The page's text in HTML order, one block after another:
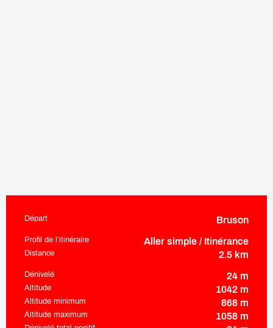
Informations pratiques
Départ Bruson
Profil de l’itinéraire Aller simple / Itinérance
Distance 2.5 km
Dénivelé 24 m
Altitude 1042 m
Altitude minimum 868 m
Altitude maximum 1058 m